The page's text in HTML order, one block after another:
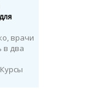
врачи
в два